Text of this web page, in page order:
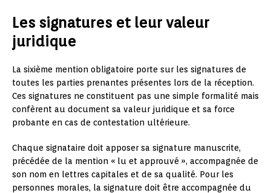
Les signatures et leur valeur
juridique
La sixième mention obligatoire porte sur les signatures de
toutes les parties prenantes présentes lors de la réception.
Ces signatures ne constituent pas une simple formalité mais
confèrent au document sa valeur juridique et sa force
probante en cas de contestation ultérieure.
Chaque signataire doit apposer sa signature manuscrite,
précédée de la mention « lu et approuvé », accompagnée de
son nom en lettres capitales et de sa qualité. Pour les
personnes morales, la signature doit être accompagnée du